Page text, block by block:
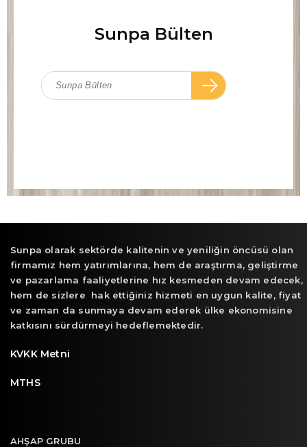
Sunpa Bülten
Sunpa olarak sektörde kalitenin ve yeniliğin öncüsü olan
firmamız hem yatırımlarına, hem de araştırma, geliştirme
ve pazarlama faaliyetlerine hız kesmeden devam edecek,
hem de sizlere hak ettiğiniz hizmeti en uygun kalite, fiyat
ve zaman da sunmaya devam ederek ülke ekonomisine
katkısını sürdürmeyi hedeflemektedir.
KVKK Metni
MTHS
AHŞAP GRUBU